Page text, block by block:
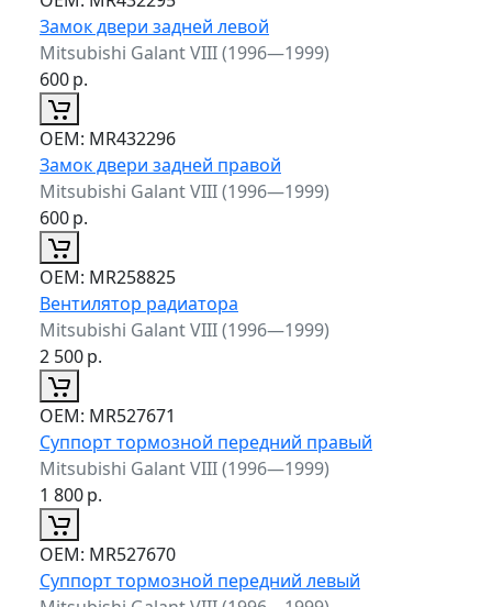
Замок двери задней левой
Mitsubishi Galant VIII (1996—1999)
600р.
ОЕМ: MR432296
Замок двери задней правой
Mitsubishi Galant VIII (1996—1999)
600р.
ОЕМ: MR258825
Вентилятор радиатора
Mitsubishi Galant VIII (1996—1999)
2 500р.
ОЕМ: MR527671
Суппорт тормозной передний правый
Mitsubishi Galant VIII (1996—1999)
1 800р.
ОЕМ: MR527670
Суппорт тормозной передний левый